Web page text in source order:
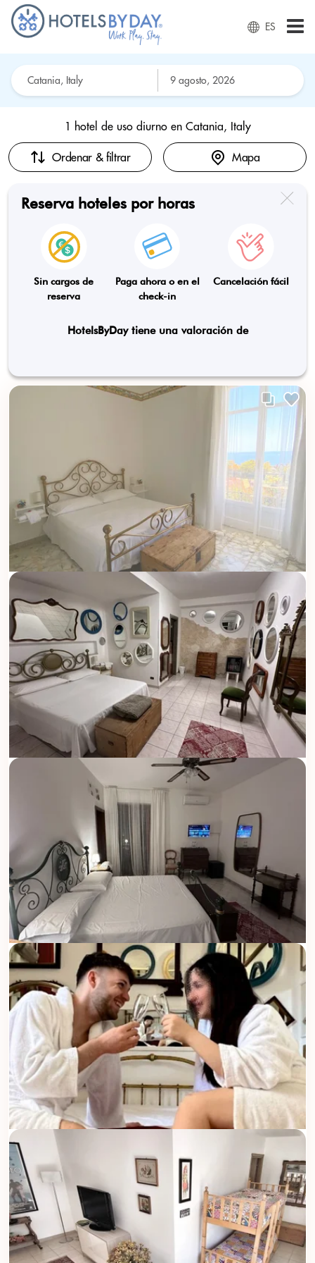
ES
1 hotel de uso diurno en Catania, Italy
Ordenar & filtrar Mapa
Reserva hoteles por horas
Sin cargos de
reserva
Paga ahora o en el
check-in
Cancelación fácil
HotelsByDay tiene una valoración de